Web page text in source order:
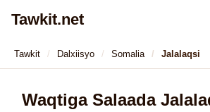
Tawkit.net
Tawkit Dalxiisyo Somalia Jalalaqsi
Waqtiga Salaada